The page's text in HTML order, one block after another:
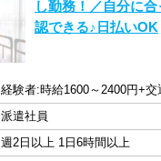
し勤務！／自分に
認できる♪日払いOK
経験者:時給1600～2400円+交
派遣社員
週2日以上 1日6時間以上